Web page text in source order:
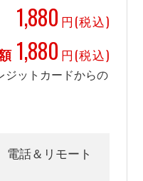
1,880 円(税込)
1,880 円(税込)
ットカードからの
電話＆リモート